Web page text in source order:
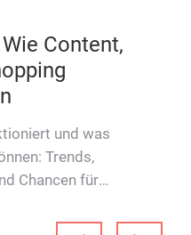
Content,
und was
Trends,
Chancen für